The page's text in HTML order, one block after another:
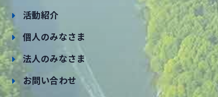
活動紹介
個人のみなさま
法人のみなさま
お問い合わせ